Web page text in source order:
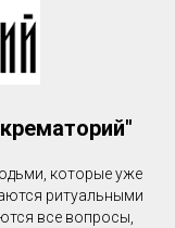
которые уже
ритуальными
все вопросы,